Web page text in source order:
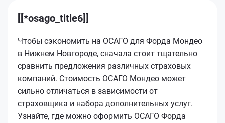
[[*osago_title6]]
Чтобы сэкономить на ОСАГО для Форда Мондео
в Нижнем Новгороде, сначала стоит тщательно
сравнить предложения различных страховых
компаний. Стоимость ОСАГО Мондео может
сильно отличаться в зависимости от
страховщика и набора дополнительных услуг.
Узнайте, где можно оформить ОСАГО Форда